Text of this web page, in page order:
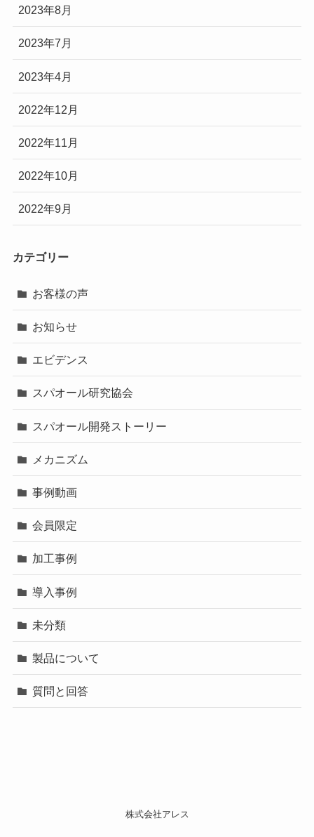
2023年8月
2023年7月
2023年4月
2022年12月
2022年11月
2022年10月
2022年9月
カテゴリー
お客様の声
お知らせ
エビデンス
スパオール研究協会
スパオール開発ストーリー
メカニズム
事例動画
会員限定
加工事例
導入事例
未分類
製品について
質問と回答
株式会社アレス